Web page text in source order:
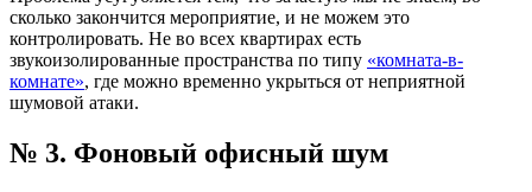
сколько закончится мероприятие, и не можем это
контролировать. Не во всех квартирах есть
звукоизолированные пространства по типу «комната-в-
комнате», где можно временно укрыться от неприятной
шумовой атаки.
№ 3. Фоновый офисный шум